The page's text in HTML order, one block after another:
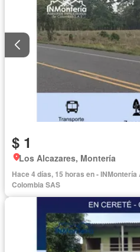
$ 1
Los Alcazares, Montería
Hace 4 días, 15 horas en -
Colombia SAS